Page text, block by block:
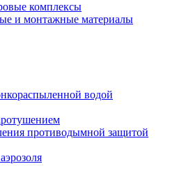
комплексы
и монтажные материалы
водой
противодымной защитой